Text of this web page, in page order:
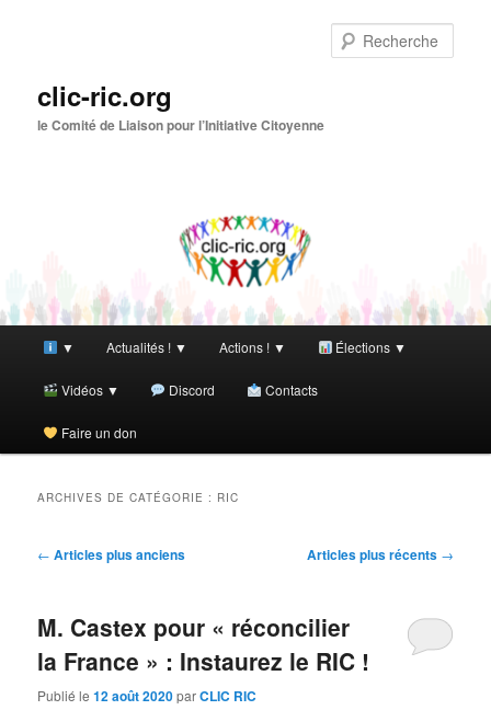
clic-ric.org
le Comité de Liaison pour l’Initiative Citoyenne
principal
▼ Actualités ! ▼ Actions ! ▼ Élections ▼
Vidéos ▼ Discord Contacts
Faire un don
ARCHIVES DE CATÉGORIE : RIC
Navigation
← Articles plus anciens Articles plus récents →
M. Castex pour « réconcilier
la France » : Instaurez le RIC !
Publié le12 août 2020parCLIC RIC